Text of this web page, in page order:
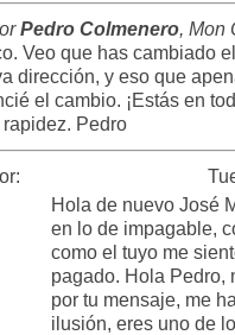
Pedro Colmenero, Mon
Veo que has cambiado
dirección, y eso que
el cambio. ¡Estás en
Pedro
Hola de nuevo José
en lo de impagable,
como el tuyo me
pagado. Hola Pedro,
por tu mensaje, me
ilusión, eres uno de